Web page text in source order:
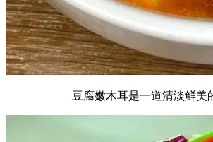
豆腐嫩木耳是一道清淡鲜美